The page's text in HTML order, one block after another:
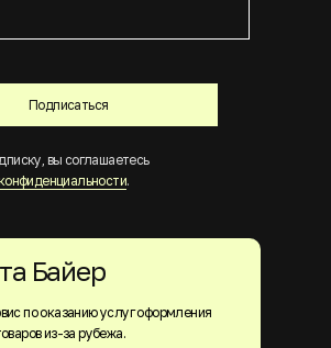
Подписаться
вы соглашаетесь
.
по оказанию услуг оформления
из-за рубежа.
Байер